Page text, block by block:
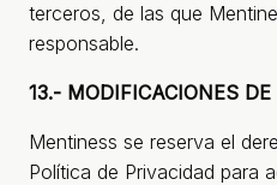
terceros, de las que
responsable.
13.- MODIFICACIONES
Mentiness se reserva el
Política de Privacidad para